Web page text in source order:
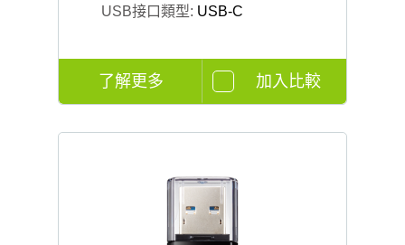
USB接口類型: USB-C
了解更多 加入比較